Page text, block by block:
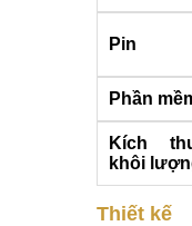
Pin
Phần
Kích
khôi
Thiết kế